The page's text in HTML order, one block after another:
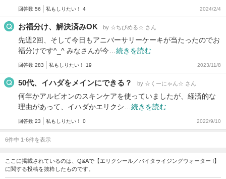
回答数 56 私もしりたい！ 4 2024/2/4
お福分け、解決済みOK by ☆ちびめる☆ さん
先週2回、そして今日もアニバーサリーケーキが当たったのでお
福分けです^_^ みなさんが今… 続きを読む
回答数 283 私もしりたい！ 19 2023/11/8
50代、イハダをメインにできる？ by ☆くーにゃん☆ さん
何年かアルビオンのスキンケアを使っていましたが、経済的な
理由があって、イハダかエリクシ… 続きを読む
回答数 23 私もしりたい！ 0 2022/9/10
6件中 1-6件を表示
ここに掲載されているのは、Q&Aで【エリクシール／バイタライジングウォーター I】
に関する投稿を抜粋したものです。